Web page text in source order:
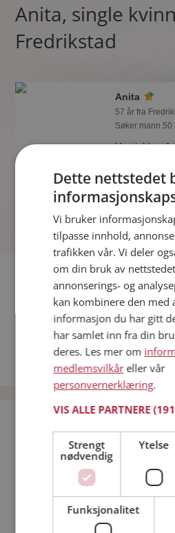
Anita, single
Fredrikstad
Anita
57 år fra
Søker mann 50
Hva jobber
detaljer om
Fler single
Menn fra Fredrikstad
Date kvinner i Norge
Date menn i Norge
Jeg er en: Mann
Min alder:
Dette nettstedet
Vi bruker
tilpasse innhold,
trafikken vår. Vi deler
om din bruk av
annonserings- og
kan kombinere den med
informasjon du har gitt
har samlet inn fra din
deres. Les mer om
medlemsvilkåreller vår
personvernerklæring.
VIS ALLE PARTNERE
Strengt
nødvendig
Ytelse
Funksjonalitet